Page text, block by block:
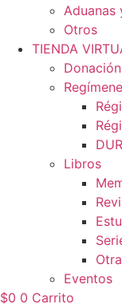
Aduanas
Otros
TIENDA
Libros
Eventos
$0 0 Carrito